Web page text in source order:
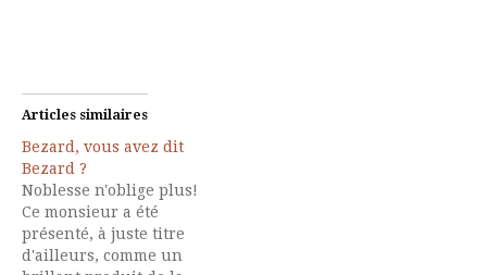
Articles similaires
Bezard, vous avez dit
Bezard ?
Noblesse n'oblige plus!
Ce monsieur a été
présenté, à juste titre
d'ailleurs, comme un